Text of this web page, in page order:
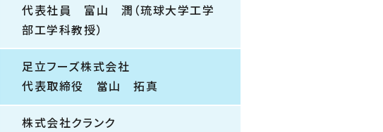
代表社員 富山 潤（琉球大学工学
部工学科教授）
足立フーズ株式会社
代表取締役 當山 拓真
株式会社クランク